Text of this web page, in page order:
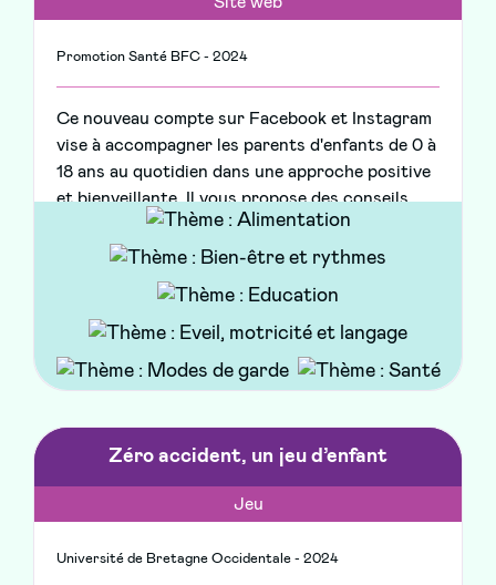
Promotion Santé BFC - 2024
Ce nouveau compte sur Facebook et Instagram
vise à accompagner les parents d'enfants de 0 à
18 ans au quotidien dans une approche positive
et bienveillante. Il vous propose des conseils
pratiques, des actualités locales, des rappels ou
messages de prévention, des astuces, tutoriels
ou recettes, des quiz, et des témoignages de
parents ou de professionnels.
Zéro accident, un jeu d’enfant
Jeu
Université de Bretagne Occidentale - 2024